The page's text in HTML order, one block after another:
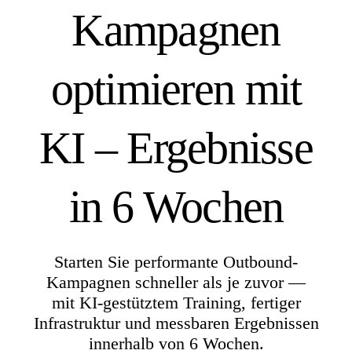
Kampagnen
optimieren mit
KI – Ergebnisse
in 6 Wochen
Starten Sie performante Outbound-
Kampagnen schneller als je zuvor —
mit KI-gestütztem Training, fertiger
Infrastruktur und messbaren Ergebnissen
innerhalb von 6 Wochen.